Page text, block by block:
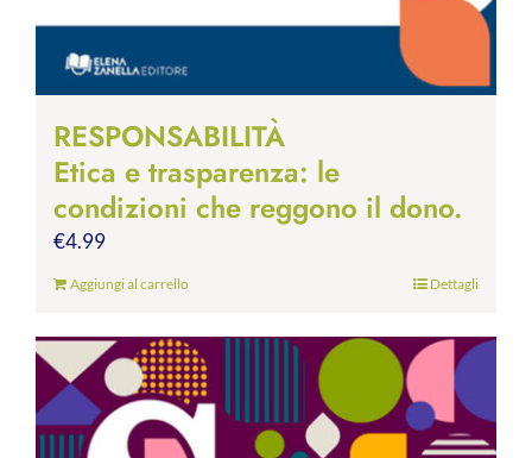
RESPONSABILITÀ
Etica e trasparenza: le
condizioni che reggono il dono.
€4.99
Aggiungi al carrello Dettagli